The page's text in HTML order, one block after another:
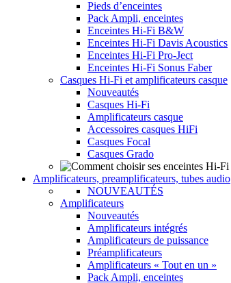
Pieds d’enceintes
Pack Ampli, enceintes
Enceintes Hi-Fi B&W
Enceintes Hi-Fi Davis Acoustics
Enceintes Hi-Fi Pro-Ject
Enceintes Hi-Fi Sonus Faber
Casques Hi-Fi et amplificateurs casque
Nouveautés
Casques Hi-Fi
Amplificateurs casque
Accessoires casques HiFi
Casques Focal
Casques Grado
Amplificateurs, preamplificateurs, tubes audio
NOUVEAUTÉS
Amplificateurs
Nouveautés
Amplificateurs intégrés
Amplificateurs de puissance
Préamplificateurs
Amplificateurs « Tout en un »
Pack Ampli, enceintes